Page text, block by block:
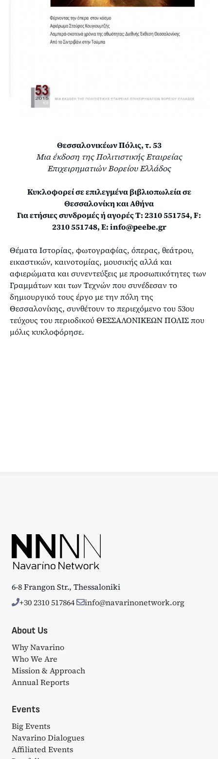
Θεσσαλονικέων Πόλις, τ. 53
Μια έκδοση της Πολιτιστικής Εταιρείας
Επιχειρηματιών Βορείου Ελλάδος
Κυκλοφορεί σε επιλεγμένα βιβλιοπωλεία σε
Θεσσαλονίκη και Αθήνα
Για ετήσιες συνδρομές ή αγορές T: 2310 551754, F:
2310 551748, E:info@peebe.gr
Θέματα Ιστορίας, φωτογραφίας, όπερας, θεάτρου,
εικαστικών, καινοτομίας, μουσικής αλλά και
αφιερώματα και συνεντεύξεις με προσωπικότητες των
Γραμμάτων και των Τεχνών που συνέδεσαν το
δημιουργικό τους έργο με την πόλη της
Θεσσαλονίκης, συνθέτουν το περιεχόμενο του 53ου
τεύχους του περιοδικού ΘΕΣΣΑΛΟΝΙΚΕΩΝ ΠΟΛΙΣ που
μόλις κυκλοφόρησε.
6-8 Frangon Str., Thessaloniki
+30 2310 517864
info@navarinonetwork.org
About Us
Why Navarino
Who We Are
Mission & Approach
Annual Reports
Events
Big Events
Navarino Dialogues
Affiliated Events